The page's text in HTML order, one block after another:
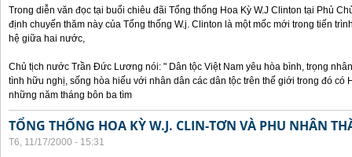
Trong diễn văn đọc tại buổi chiêu đãi Tổng thống Hoa Kỳ W.J Clinton tại Phủ
định chuyến thăm này của Tổng thống W.j. Clinton là một mốc mới trong tiến
hệ giữa hai nước,
Chủ tịch nước Trần Đức Lương nói: " Dân tộc Việt Nam yêu hòa bình, trọng
tình hữu nghị, sống hòa hiếu với nhân dân các dân tộc trên thế giới trong đó có
những năm tháng bôn ba tìm
TỔNG THỐNG HOA KỲ W.J. CLIN-TƠN VÀ PHU NHÂN
T6, 11/17/2000 - 15:31